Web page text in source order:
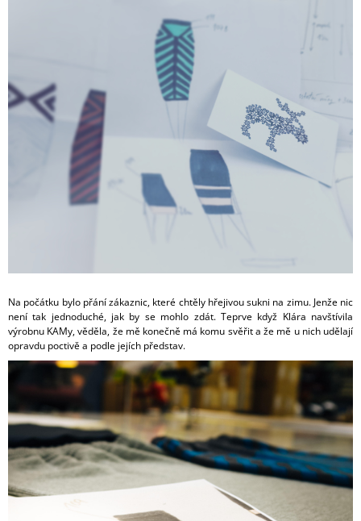
Na počátku bylo přání zákaznic, které chtěly hřejivou sukni na zimu. Jenže nic
není tak jednoduché, jak by se mohlo zdát. Teprve když Klára navštívila
výrobnu KAMy, věděla, že mě konečně má komu svěřit a že mě u nich udělají
opravdu poctivě a podle jejích představ.
?
HLEDAT